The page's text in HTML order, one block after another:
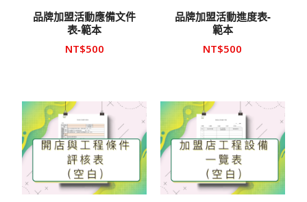
品牌加盟活動應備文件
表-範本
NT$500
品牌加盟活動進度表-
範本
NT$500